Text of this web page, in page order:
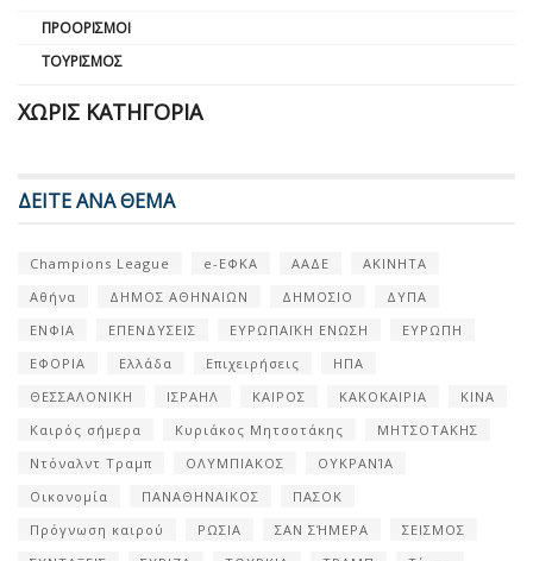
ΠΡΟΟΡΙΣΜΟΊ
ΤΟΥΡΙΣΜΌΣ
ΧΩΡΊΣ ΚΑΤΗΓΟΡΊΑ
ΔΕΙΤΕ ΑΝΑ ΘΕΜΑ
Champions League e-ΕΦΚΑ ΑΑΔΕ
ΑΚΙΝΗΤΑ
Αθήνα
ΔΗΜΟΣ ΑΘΗΝΑΙΩΝ ΔΗΜΟΣΙΟ
ΔΥΠΑ
ΕΝΦΙΑ
ΕΠΕΝΔΥΣΕΙΣ ΕΥΡΩΠΑΪΚΗ ΕΝΩΣΗ
ΕΥΡΩΠΗ
ΕΦΟΡΙΑ
Ελλάδα Επιχειρήσεις
ΗΠΑ
ΘΕΣΣΑΛΟΝΙΚΗ
ΙΣΡΑΗΛ ΚΑΙΡΟΣ ΚΑΚΟΚΑΙΡΙΑ
ΚΙΝΑ
Καιρός σήμερα
Κυριάκος Μητσοτάκης
ΜΗΤΣΟΤΑΚΗΣ
Ντόναλντ Τραμπ
ΟΛΥΜΠΙΑΚΟΣ
ΟΥΚΡΑΝΊΑ
Οικονομία
ΠΑΝΑΘΗΝΑΙΚΟΣ
ΠΑΣΟΚ
Πρόγνωση καιρού
ΡΩΣΙΑ ΣΑΝ ΣΉΜΕΡΑ
ΣΕΙΣΜΟΣ